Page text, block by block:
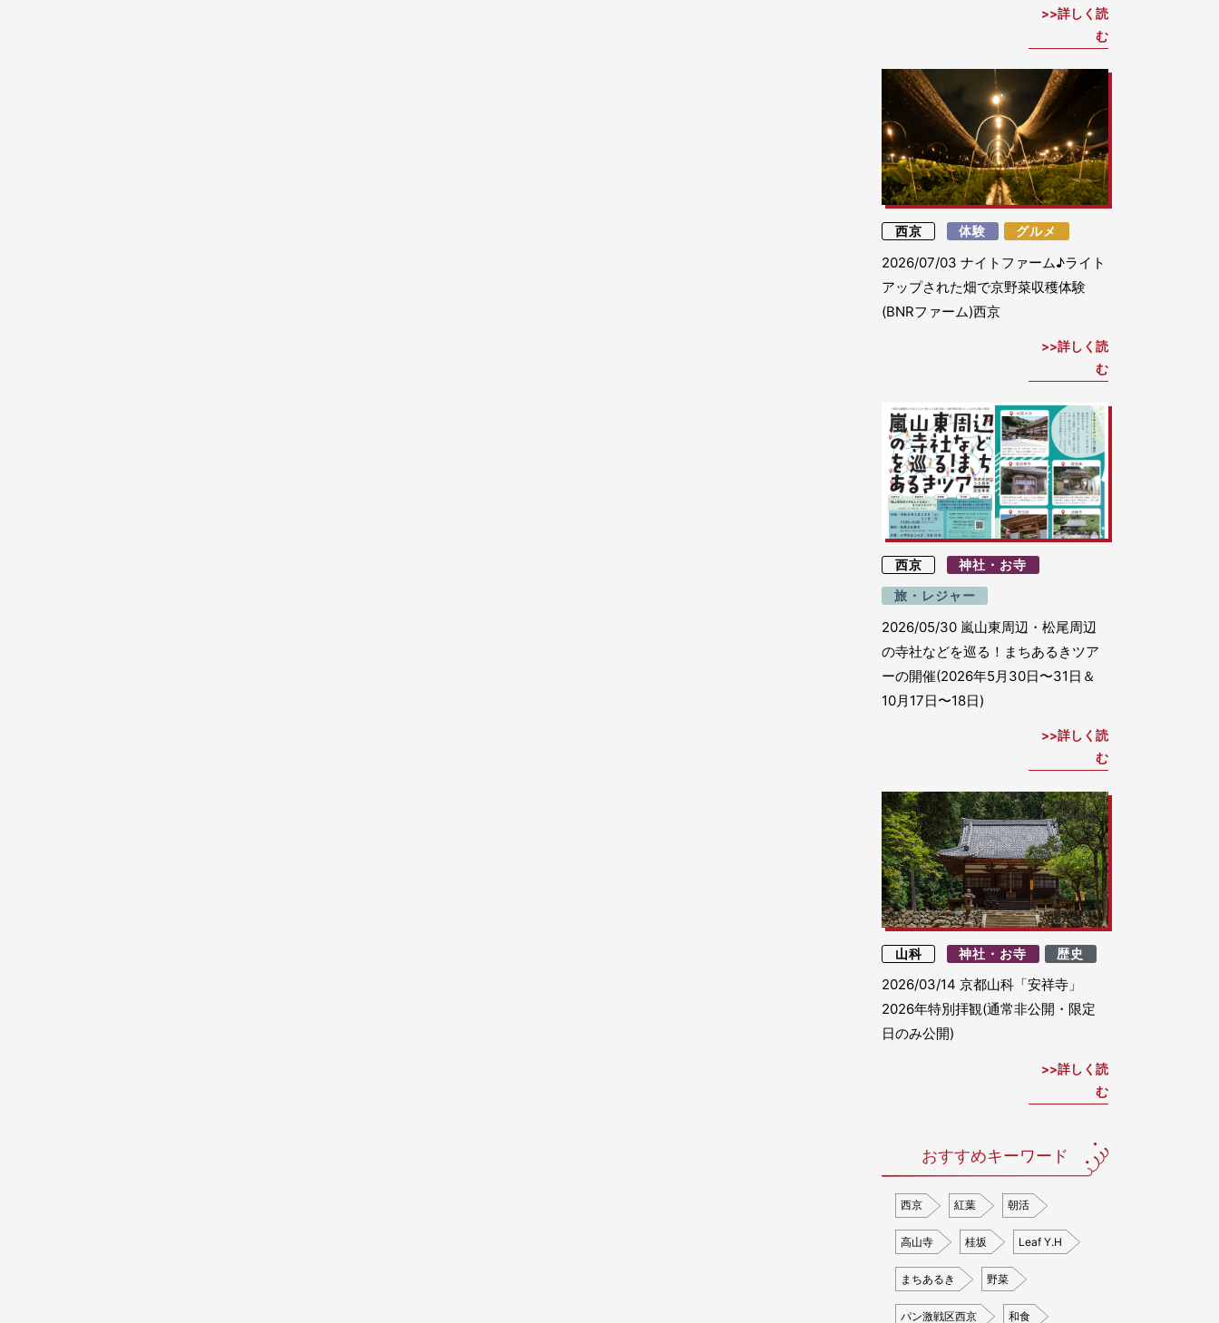
詳しく読
む
西京 体験 グルメ
2026/07/03 ナイトファーム♪ライト
アップされた畑で京野菜収穫体験
(BNRファーム)西京
詳しく読
む
西京 神社・お寺
旅・レジャー
2026/05/30 嵐山東周辺・松尾周辺
の寺社などを巡る！まちあるきツア
ーの開催(2026年5月30日〜31日＆
10月17日〜18日)
詳しく読
む
山科 神社・お寺 歴史
2026/03/14 京都山科「安祥寺」
2026年特別拝観(通常非公開・限定
日のみ公開)
詳しく読
む
おすすめキーワード
西京 紅葉 朝活
高山寺 桂坂 Leaf Y.H
まちあるき 野菜
パン激戦区西京 和食